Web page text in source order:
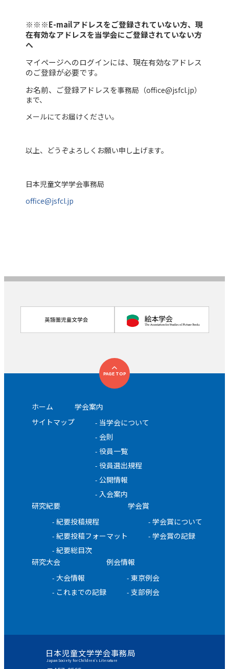
※※※E-mailアドレスをご登録されていない方、現
在有効なアドレスを当学会にご登録されていない方
へ
マイページへのログインには、現在有効なアドレス
のご登録が必要です。
お名前、 ご登録アドレスを事務局（office@jsfcl.jp）
まで、
メールにてお届けください。
以上、どうぞよろしくお願い申し上げます。
日本児童文学学会事務局
office@jsfcl.jp
PAGE TOP
日本児童文学学会事務局
Japan Society for Children's Literature
ホーム
サイトマップ
学会案内
当学会について
会則
役員一覧
役員選出規程
公開情報
入会案内
研究紀要
紀要投稿規程
紀要投稿フォーマット
紀要総目次
学会賞
学会賞について
学会賞の記録
研究大会
大会情報
これまでの記録
例会情報
東京例会
支部例会